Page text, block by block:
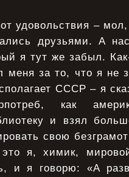
удовольствия –
друзьями. А
я тут же забыл.
меня за то, что я не
СССР – я
как
и взял
свою
я, химик,
и я говорю: «А